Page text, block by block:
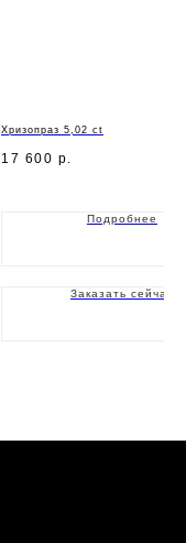
Хризопраз 5,02 ct
17 600 р.
Подробнее
Заказать сейчас